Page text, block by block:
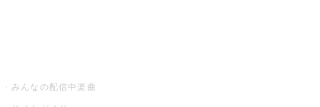
みんなの配信中楽曲